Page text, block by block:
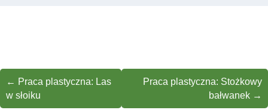
← Praca plastyczna: Las
w słoiku
Praca plastyczna: Stożkowy
bałwanek →